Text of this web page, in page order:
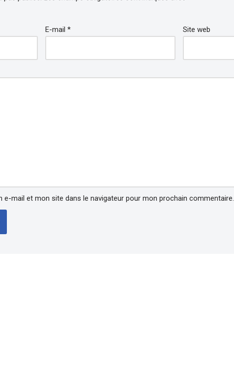
E-mail * Site web
e-mail et mon site dans le navigateur pour mon prochain commentaire.